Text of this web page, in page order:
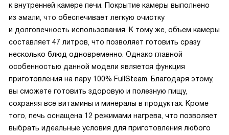
к внутренней камере печи. Покрытие камеры выполнено
из эмали, что обеспечивает легкую очистку
и долговечность использования. К тому же, объем камеры
составляет 47 литров, что позволяет готовить сразу
несколько блюд одновременно. Однако главной
особенностью данной модели является функция
приготовления на пару 100% FullSteam. Благодаря этому,
вы сможете готовить здоровую и полезную пищу,
сохраняя все витамины и минералы в продуктах. Кроме
того, печь оснащена 12 режимами нагрева, что позволяет
выбрать идеальные условия для приготовления любого